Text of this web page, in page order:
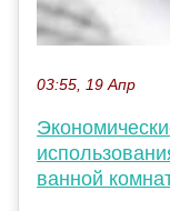
03:55, 19 Апр
ванной